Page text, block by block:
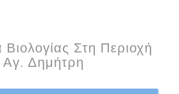
Στη Περιοχή
Αγ. Δημήτρη